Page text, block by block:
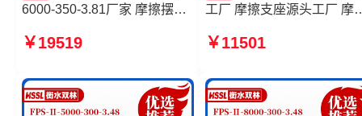
6000-350-3.81厂家 摩擦摆隔
厂家 减隔震摩擦摆支座厂家
￥19519
工厂 摩擦支座源头工厂 摩
支座FPSII-10000-400-4.11
￥11501